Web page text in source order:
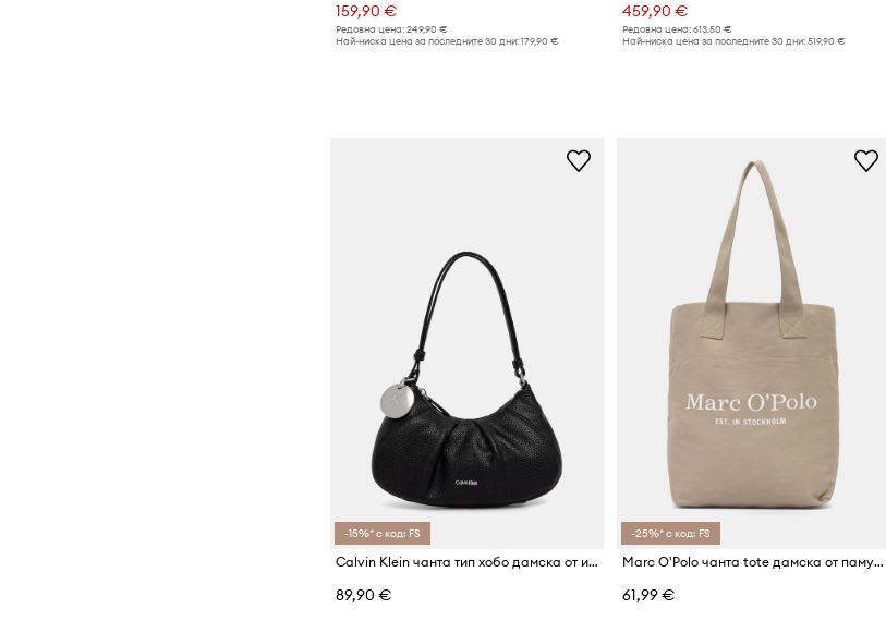
159,90 €
Редовна цена: 249,90 €
Най-ниска цена за последните 30 дни: 179,90 €
459,90 €
Редовна цена: 613,50 €
Най-ниска цена за последните 30 дни: 519,90 €
-15%* с код: FS
Calvin Klein чанта тип хобо дамска от имитация на кожа
89,90 €
-25%* с код: FS
Marc O'Polo чанта tote дамска от памук
61,99 €